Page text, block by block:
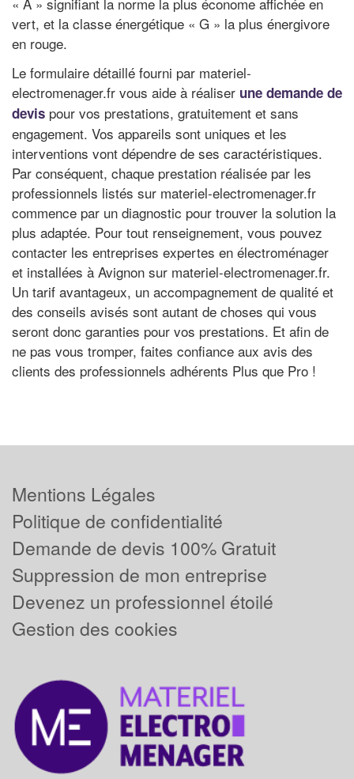
vert, et la classe énergétique « G » la plus énergivore
en rouge.
Le formulaire détaillé fourni par materiel-
electromenager.fr vous aide à réaliser une demande de
devis pour vos prestations, gratuitement et sans
engagement. Vos appareils sont uniques et les
interventions vont dépendre de ses caractéristiques.
Par conséquent, chaque prestation réalisée par les
professionnels listés sur materiel-electromenager.fr
commence par un diagnostic pour trouver la solution la
plus adaptée. Pour tout renseignement, vous pouvez
contacter les entreprises expertes en électroménager
et installées à Avignon sur materiel-electromenager.fr.
Un tarif avantageux, un accompagnement de qualité et
des conseils avisés sont autant de choses qui vous
seront donc garanties pour vos prestations. Et afin de
ne pas vous tromper, faites confiance aux avis des
clients des professionnels adhérents Plus que Pro !
Mentions Légales
Politique de confidentialité
Demande de devis 100% Gratuit
Suppression de mon entreprise
Devenez un professionnel étoilé
Gestion des cookies